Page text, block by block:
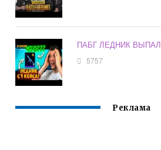
ПАБГ ЛЕДНИК ВЫПАЛ
5757
Реклама